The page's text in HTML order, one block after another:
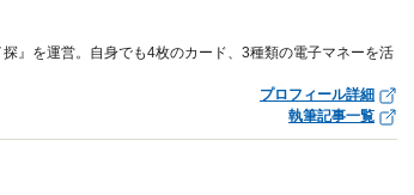
』を運営。自身でも4枚のカード、3種類の電子マネーを活
プロフィール詳細
執筆記事一覧